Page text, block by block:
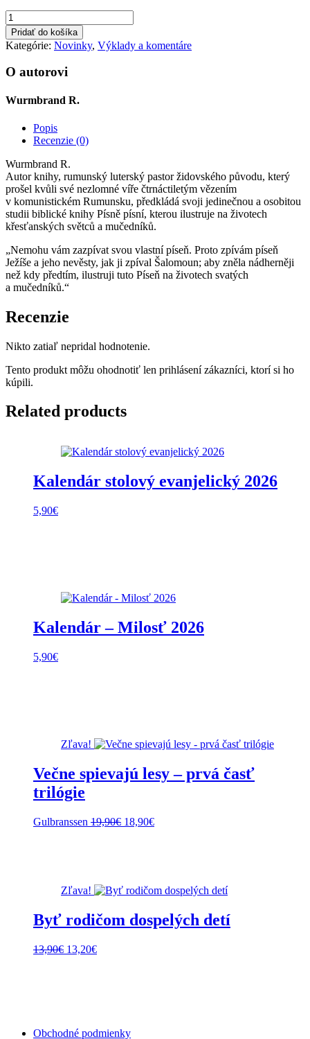
množstvo
Nejsladší
píseň
Pridať do košíka
Kategórie: Novinky, Výklady a komentáre
O autorovi
Wurmbrand R.
Popis
Recenzie (0)
Wurmbrand R.
Autor knihy, rumunský luterský pastor židovského původu, který
prošel kvůli své nezlomné víře čtrnáctiletým vězením
v komunistickém Rumunsku, předkládá svoji jedinečnou a osobitou
studii biblické knihy Písně písní, kterou ilustruje na životech
křesťanských světců a mučedníků.
„Nemohu vám zazpívat svou vlastní píseň. Proto zpívám píseň
Ježíše a jeho nevěsty, jak ji zpíval Šalomoun; aby zněla nádherněji
než kdy předtím, ilustruji tuto Píseň na životech svatých
a mučedníků.“
Recenzie
Nikto zatiaľ nepridal hodnotenie.
Tento produkt môžu ohodnotiť len prihlásení zákazníci, ktorí si ho
kúpili.
Related products
Kalendár stolový evanjelický 2026
5,90€
Kalendár – Milosť 2026
5,90€
Zľava!
Večne spievajú lesy – prvá časť
trilógie
Gulbranssen 19,90€ Pôvodná
18,90€Aktuálna
Zľava!
Byť rodičom dospelých detí
13,90€ Pôvodná
13,20€Aktuálna
Obchodné podmienky